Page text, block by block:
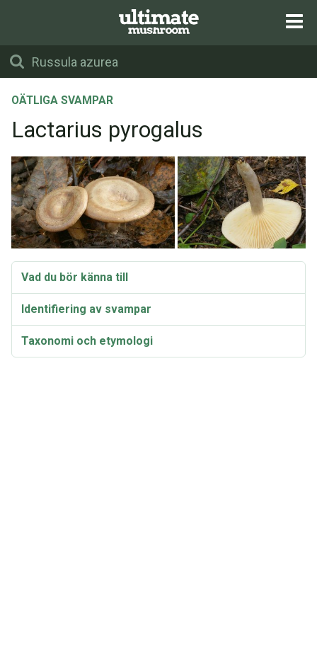
OÄTLIGA SVAMPAR
Lactarius pyrogalus
Vad du bör känna till
Identifiering av svampar
Taxonomi och etymologi